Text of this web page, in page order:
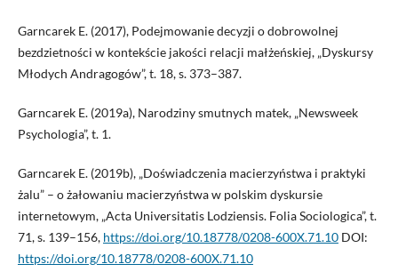
Garncarek E. (2017), Podejmowanie decyzji o dobrowolnej
bezdzietności w kontekście jakości relacji małżeńskiej, „Dyskursy
Młodych Andragogów”, t. 18, s. 373–387.
Garncarek E. (2019a), Narodziny smutnych matek, „Newsweek
Psychologia”, t. 1.
Garncarek E. (2019b), „Doświadczenia macierzyństwa i praktyki
żalu” – o żałowaniu macierzyństwa w polskim dyskursie
internetowym, „Acta Universitatis Lodziensis. Folia Sociologica”, t.
71, s. 139–156, https://doi.org/10.18778/0208-600X.71.10DOI:
https://doi.org/10.18778/0208-600X.71.10